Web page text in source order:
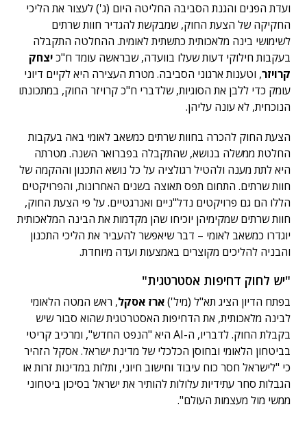
ועדת הפנים והגנת הסביבה החליטה היום (ג') לעצור את הליכי
החקיקה של הצעת החוק, שמבקשת להגדיר חוות שרתים
לשימושי בינה מלאכותית כתשתית לאומית. ההחלטה התקבלה
בעקבות חילוקי דעות שעלו בוועדה, שבראשה עומד ח"כיצחק
קרויזר, וטענות ארגוני הסביבה. מטרת העצירה היא לקיים דיוני
עומק כדי ללבן את הסוגיות, שלדברי ח"כ קרויזר החוק, במתכונתו
הנוכחית, לא עונה עליהן.
הצעת החוק להכרה בחוות שרתים כמשאב לאומי באה בעקבות
החלטת ממשלה בנושא, שהתקבלה בפברואר השנה. מטרתה
היא לתת מענה ולהטיל רגולציה על כל נושא התכנון וההקמה של
חוות שרתים. התחום תפס תאוצה בשנים האחרונות, והפרויקטים
הללו הם גם פרויקטים נדל"ניים ואנרגטיים. על פי הצעת החוק,
חוות שרתים שמקימיהן יוכיחו שהן מקדמות את הבינה המלאכותית
יוגדרו כמשאב לאומי – דבר שיאפשר להעביר את הליכי התכנון
והבניה להליכים מקוצרים באמצעות ועדה מיוחדת.
"יש לחוק דחיפות אסטרטגית"
בפתח הדיון הציג תא"ל (מיל')ארז אסקל, ראש המטה הלאומי
לבינה מלאכותית, את הדחיפות האסטרטגית שהוא סבור שיש
בקבלת החוק. לדבריו, ה-AI היא "הנפט החדש", ומרכיב קריטי
בביטחון הלאומי ובחוסן הכלכלי של מדינת ישראל. אסקל הזהיר
כי "לישראל חסר כוח עיבוד וחישוב חיוני, ותלות במדינות זרות או
הגבלות סחר עתידיות עלולות להותיר את ישראל בסיכון ביטחוני
ממשי מול מעצמות העולם".